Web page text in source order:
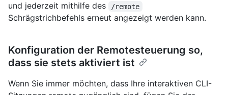
und jederzeit mithilfe des
/remote
Schrägstrichbefehls erneut angezeigt werden kann.
Konfiguration der Remotesteuerung so,
dass sie stets aktiviert ist
Wenn Sie immer möchten, dass Ihre interaktiven CLI-